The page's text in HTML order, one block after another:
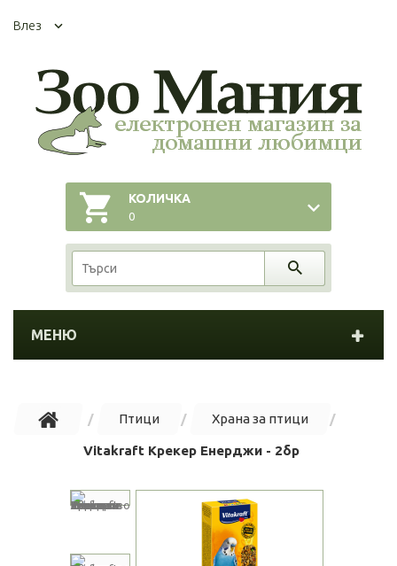
Влез
КОЛИЧКА
0
МЕНЮ
Птици Храна за птици
Vitakraft Крекер Енерджи - 2бр